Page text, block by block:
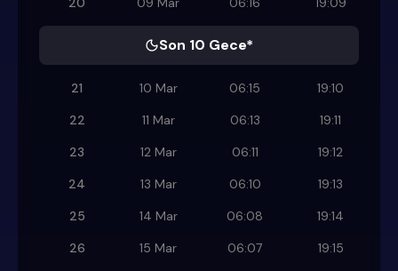
Son 10 Gece*
21 10 Mar 06:15
19:10
22
11 Mar 06:13
19:11
23
12 Mar 06:11
19:12
24
13 Mar 06:10
19:13
25
14 Mar 06:08
19:14
26
15 Mar 06:07
19:15